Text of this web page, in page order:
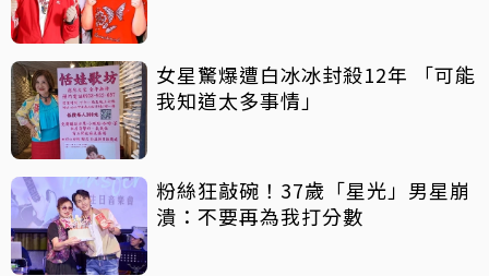
女星驚爆遭白冰冰封殺12年 「可能
我知道太多事情」
粉絲狂敲碗！37歲「星光」男星崩
潰：不要再為我打分數